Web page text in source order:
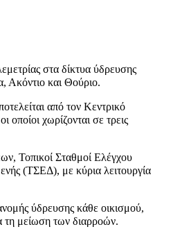
στα δίκτυα ύδρευσης
Ακόντιο και Θούριο.
από τον Κεντρικό
χωρίζονται σε τρεις
Τοπικοί Σταθμοί Ελέγχου
(ΤΣΕΔ), με κύρια λειτουργία
ύδρευσης κάθε οικισμού,
τη μείωση των διαρροών.